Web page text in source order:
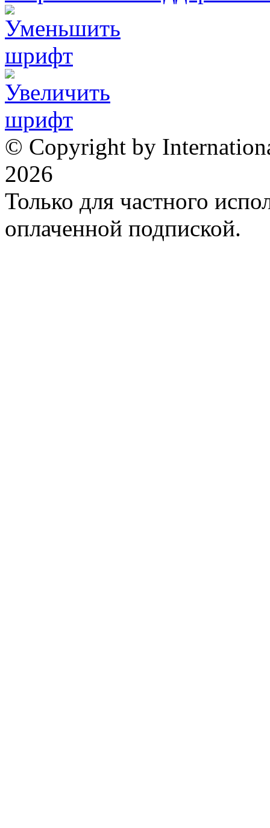
© Copyright by
2026
Только для частного
оплаченной подпиской.